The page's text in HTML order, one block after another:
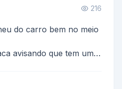
216
do carro bem no meio
avisando que tem uma